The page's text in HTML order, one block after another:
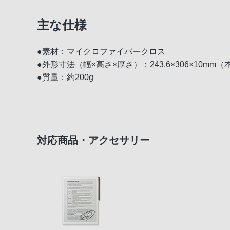
主な仕様
●素材：マイクロファイバークロス
●外形寸法（幅×高さ×厚さ）：243.6×306×10mm（
●質量：約200g
対応商品・アクセサリー